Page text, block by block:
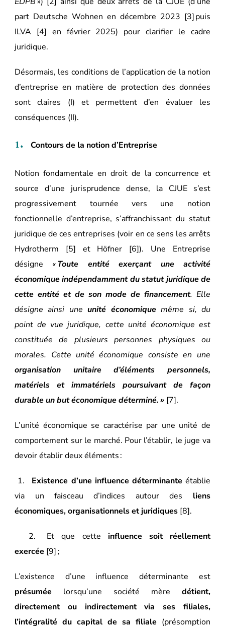
part Deutsche Wohnen en décembre 2023 [3] puis
ILVA [4] en février 2025) pour clarifier le cadre
juridique.
Désormais, les conditions de l’application de la notion
d’entreprise en matière de protection des données
sont claires (I) et permettent d’en évaluer les
conséquences (II).
Contours de la notion d’Entreprise
Notion fondamentale en droit de la concurrence et
source d’une jurisprudence dense, la CJUE s’est
progressivement tournée vers une notion
fonctionnelle d’entreprise, s’affranchissant du statut
juridique de ces entreprises (voir en ce sens les arrêts
Hydrotherm [5] et Höfner [6]). Une Entreprise
désigne «Toute entité
exerçant une activité
économique indépendamment du statut juridique de
cette entité et de son mode de financement. Elle
désigne ainsi uneunité économiquemême si, du
point de vue juridique, cette unité économique est
constituée de plusieurs personnes physiques ou
morales. Cette unité économique consiste en une
organisation unitaire d’éléments personnels,
matériels et immatériels poursuivant de façon
durable un but économique déterminé.» [7].
L’unité économique se caractérise par une unité de
comportement sur le marché. Pour l’établir, le juge va
devoir établir deux éléments :
1. Existence d’une influence déterminante établie
via un faisceau d’indices autour des liens
économiques, organisationnels et juridiques [8].
2. Et que cette influence soit réellement
exercée [9] ;
L’existence d’une influence déterminante est
présumée lorsqu’une société mère détient,
directement ou indirectement via ses filiales,
l’intégralité du capital de sa filiale (présomption